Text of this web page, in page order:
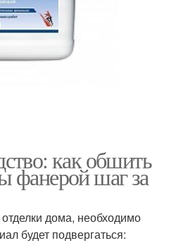
как обшить
фанерой шаг за
дома, необходимо
будет подвергаться: